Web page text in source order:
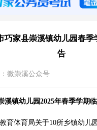
巧家县崇溪镇幼儿园春
告
微崇溪公众号
溪镇幼儿园2025年春季学期
育体育局关于10所乡镇幼儿